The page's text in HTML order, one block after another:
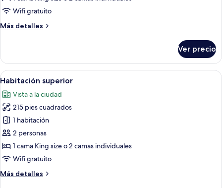
Wifi gratuito
Más detalles
Más
Deluxe
Ver precio
Abrir
todas
las
fotos
de
Habitación
superior
Una habitación de hotel con papel
5
Habitación superior
Vista a la ciudad
215 pies cuadrados
1 habitación
2 personas
1 cama King size o 2 camas individuales
Wifi gratuito
Más detalles
Más